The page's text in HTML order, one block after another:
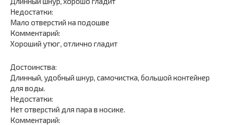
Недостатки:
Мало отверстий на подошве
Комментарий:
Хороший утюг, отлично гладит
Достоинства:
Длинный, удобный шнур, самочистка, большой контейнер
для воды.
Недостатки:
Нет отверстий для пара в носике.
Комментарий: